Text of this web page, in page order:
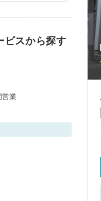
ビスから探す
営業